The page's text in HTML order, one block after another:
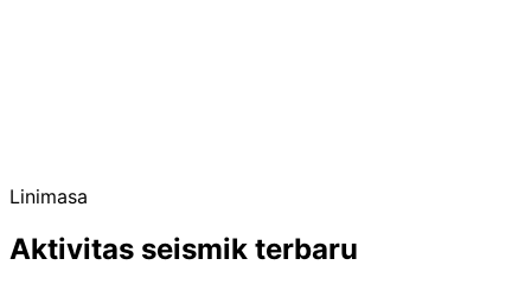
Linimasa
Aktivitas seismik terbaru